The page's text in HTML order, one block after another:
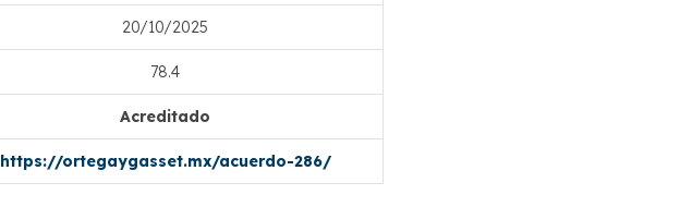
20/10/2025
78.4
Acreditado
https://ortegaygasset.mx/acuerdo-286/